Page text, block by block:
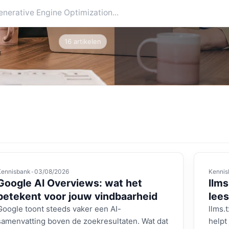
16 artikelen
•03/08/2026
AI Overviews: wat het
voor jouw vindbaarheid
toont steeds vaker een AI-
boven de zoekresultaten. Wat dat
helpt